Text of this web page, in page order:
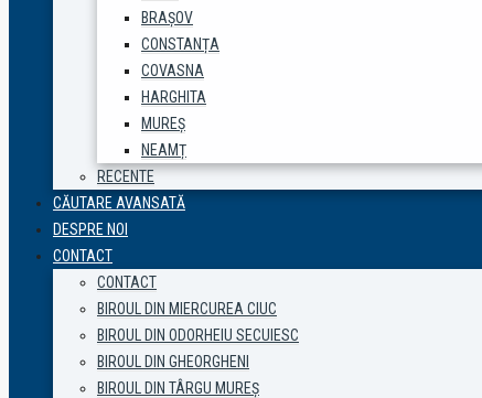
BRAȘOV
CONSTANȚA
COVASNA
HARGHITA
MUREȘ
NEAMȚ
RECENTE
CĂUTARE AVANSATĂ
DESPRE NOI
CONTACT
CONTACT
BIROUL DIN MIERCUREA CIUC
BIROUL DIN ODORHEIU SECUIESC
BIROUL DIN GHEORGHENI
BIROUL DIN TÂRGU MUREȘ